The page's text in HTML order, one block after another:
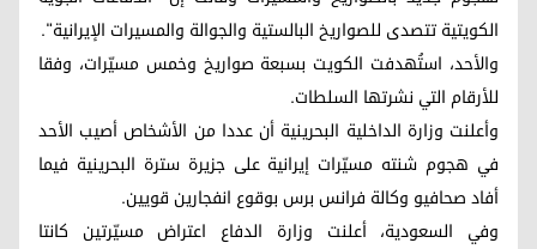
الكويتية تتصدى للصواريخ البالستية والجوالة والمسيرات الإيرانية".
والأحد، استُهدفت الكويت بسبعة صواريخ وخمس مسيّرات، وفقا
للأرقام التي نشرتها السلطات.
وأعلنت وزارة الداخلية البحرينية أن عددا من الأشخاص أصيب الأحد
في هجوم شنته مسيّرات إيرانية على جزيرة سترة البحرينية فيما
أفاد صحافيو وكالة فرانس برس بوقوع انفجارين قويين.
وفي السعودية، أعلنت وزارة الدفاع اعتراض مسيّرتين كانتا